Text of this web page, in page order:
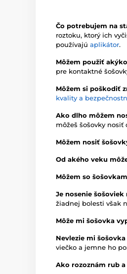
Čo potrebujem na
roztoku, ktorý ich
používajú aplikátor.
Môžem použiť
pre kontaktné
Môžem si poškodiť
kvality a
Ako dlho môžem
môžeš šošovky nosiť
Môžem nosiť
Od akého veku
Môžem so
Je nosenie
žiadnej bolesti však
Môže mi šošovka
Nevlezie mi
viečko a jemne ho
Ako rozoznám rub a